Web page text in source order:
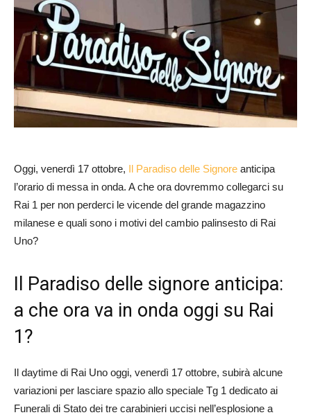
Oggi, venerdì 17 ottobre, Il Paradiso delle Signore anticipa
l’orario di messa in onda. A che ora dovremmo collegarci su
Rai 1 per non perderci le vicende del grande magazzino
milanese e quali sono i motivi del cambio palinsesto di Rai
Uno?
Il Paradiso delle signore anticipa:
a che ora va in onda oggi su Rai
1?
Il daytime di Rai Uno oggi, venerdì 17 ottobre, subirà alcune
variazioni per lasciare spazio allo speciale Tg 1 dedicato ai
Funerali di Stato dei tre carabinieri uccisi nell’esplosione a